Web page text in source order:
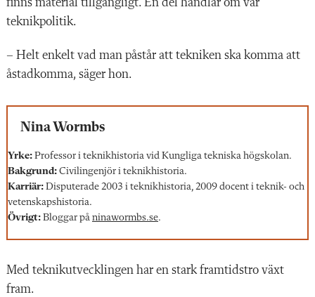
finns material tillgängligt. En del handlar om vår
teknikpolitik.
– Helt enkelt vad man påstår att tekniken ska komma att
åstadkomma, säger hon.
Nina Wormbs
Yrke: Professor i teknikhistoria vid Kungliga tekniska högskolan.
Bakgrund: Civilingenjör i teknikhistoria.
Karriär: Disputerade 2003 i ­teknikhistoria, 2009 docent i teknik- och
vetenskapshistoria.
Övrigt: Bloggar på ninawormbs.se.
Med teknikutvecklingen har en stark framtidstro växt
fram.